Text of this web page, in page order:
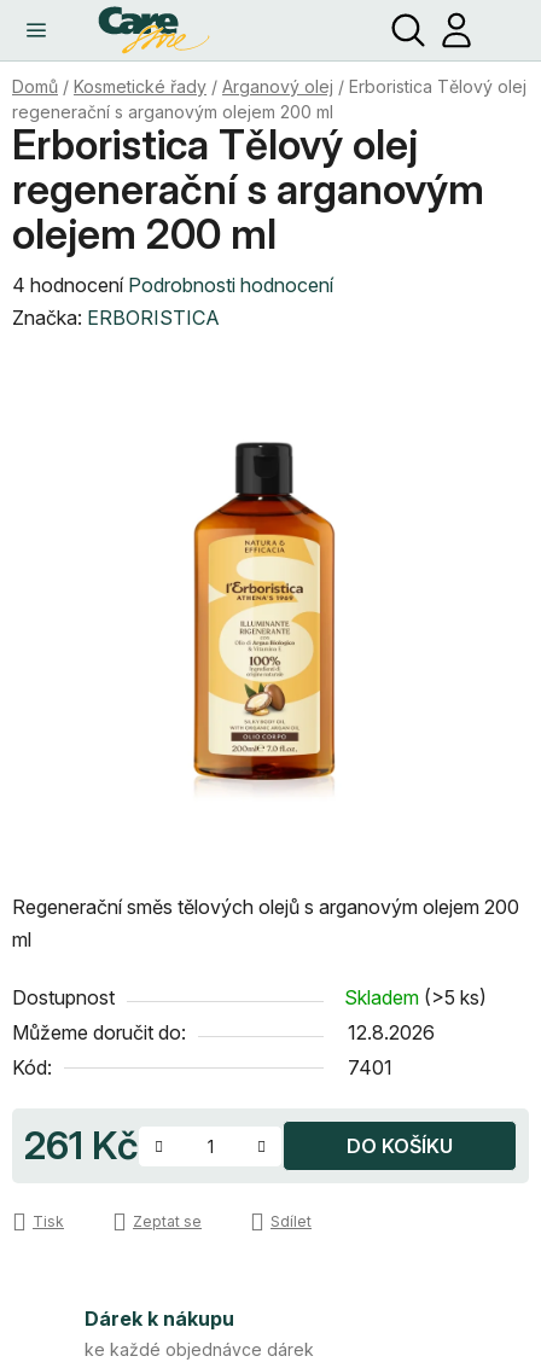
obsah
Hledat
Domů / Kosmetické řady / Arganový olej / Erboristica Tělový olej
regenerační s arganovým olejem 200 ml
Regenerační směs tělových olejů s arganovým olejem 200
ml
Dostupnost Skladem (>5 ks)
Můžeme doručit do:
12.8.2026
Kód:
7401
261 Kč DO KOŠÍKU
Tisk Zeptat se Sdílet
Erboristica Tělový olej
regenerační s arganovým
olejem 200 ml
Průměrné
hodnocení
4 hodnocení Podrobnosti hodnocení
Značka: ERBORISTICA
Dárek k nákupu
ke každé objednávce dárek